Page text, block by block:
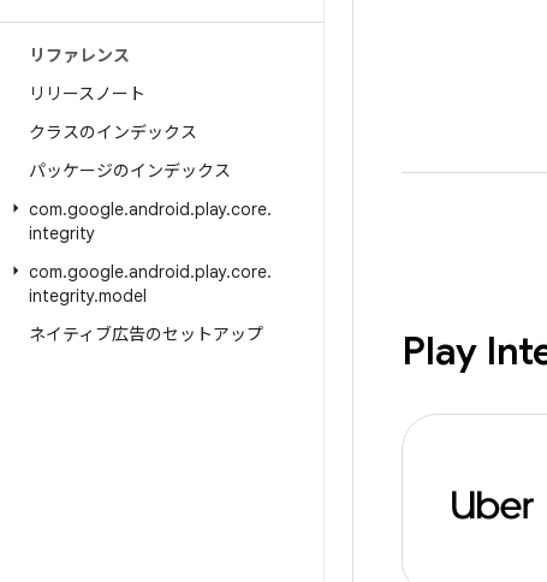
リファレンス
リリースノート
クラスのインデックス
パッケージのインデックス
com.google.android.play.core.
integrity
com.google.android.play.core.
integrity.model
ネイティブ広告のセットアップ
Play